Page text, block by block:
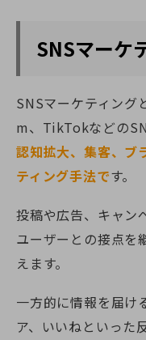
SNSマーケ
SNSマーケティン
m、TikTokなどの
認知拡大、集客、ブ
ティング手法です。
投稿や広告、キャン
ユーザーとの接点を
えます。
一方的に情報を届け
ア、いいねといった